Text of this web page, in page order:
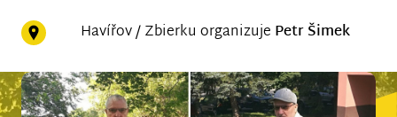
Havířov / Zbierku organizuje Petr Šimek